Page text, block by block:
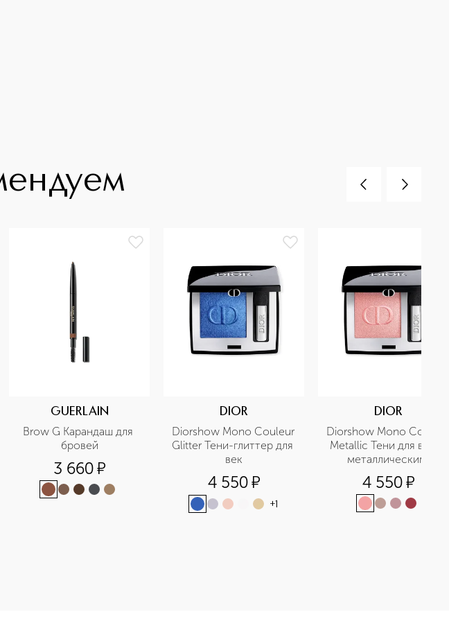
GUERLAIN
Brow G Карандаш для
бровей
3 660¤
DIOR
Diorshow Mono Couleur
Glitter Тени-глиттер для
век
4 550¤
+1
DIOR
Diorshow Mono Couleur
Metallic Тени для век с
металлическим
финишем
4 550¤